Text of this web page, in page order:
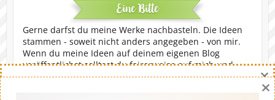
Eine Bitte
Gerne darfst du meine Werke nachbasteln. Die Ideen
stammen - soweit nicht anders angegeben - von mir.
Wenn du meine Ideen auf deinem eigenen Blog
veröffentlichst solltest du fairerweise auf mich und
meinen Blog verweisen. Eine kommerzielle Nutzung ist
×
×